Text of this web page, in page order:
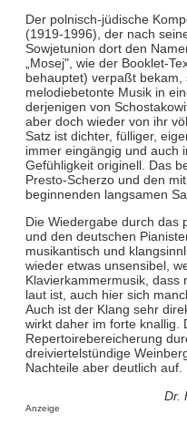
Der polnisch-jüdische
(1919-1996), der nach
Sowjetunion dort den
„Mosej", wie der Booklet-
behauptet) verpaßt bekam,
melodiebetonte Musik in
derjenigen von
aber doch wieder von ihr
Satz ist dichter, fülliger,
immer eingängig und auch
Gefühligkeit originell. Das
Presto-Scherzo und den
beginnenden langsamen
Die Wiedergabe durch das
und den deutschen
musikantisch und
wieder etwas unsensibel,
Klavierkammermusik, dass
laut ist, auch hier sich
Auch ist der Klang sehr
wirkt daher im forte knallig.
Repertoirebereicherung
dreiviertelstündige
Nachteile aber deutlich auf.
Dr.
Anzeige